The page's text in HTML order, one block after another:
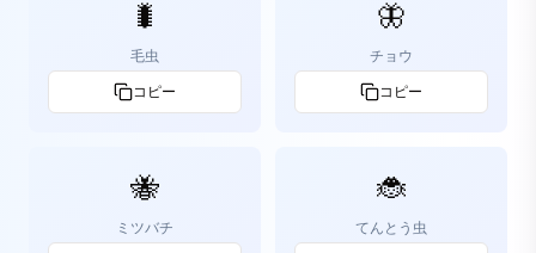
🐛
毛虫
コピー
🦋
チョウ
コピー
🐝
ミツバチ
🐞
てんとう虫